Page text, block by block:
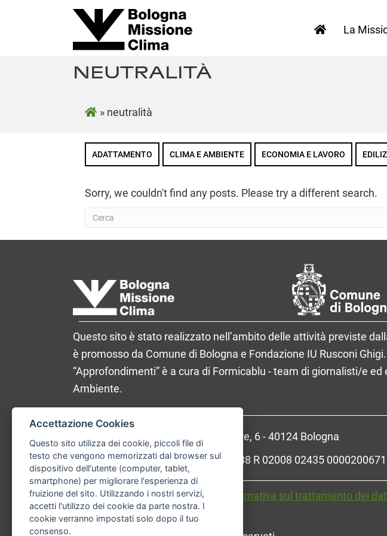
La
NEUTRALITÀ
» neutralità
ADATTAMENTO CLIMA E AMBIENTE ECONOMIA E LAVORO
Sorry, we couldn't find any posts. Please try a different search.
Questo sito è stato realizzato nell’ambito delle attività previste
è promosso da Comune di Bologna e Fondazione IU Rusconi
“Approfondimenti” è a cura di Formicablu - team di giornalisti/e
Ambiente.
Comune di Bologna, Piazza Maggiore, 6 - 40124 Bologna
P.Iva: 01232710374 - Cod. IBAN: IT 88 R 02008 02435
Accessibilità Carta dei valori Informativa sul trattamento dei
Accettazione Cookies
Questo sito utilizza dei cookie, piccoli file di
testo che vengono memorizzati dal browser sul
dispositivo dell'utente (computer, tablet,
smartphone) per migliorare l'esperienza di
fruizione del sito. Utilizzando i nostri servizi,
accetti l'utilizzo dei cookie da parte nostra. I
cookie verranno impostati solo dopo il tuo
consenso.